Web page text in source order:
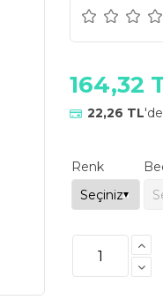
164,32
22,26 TL
Renk